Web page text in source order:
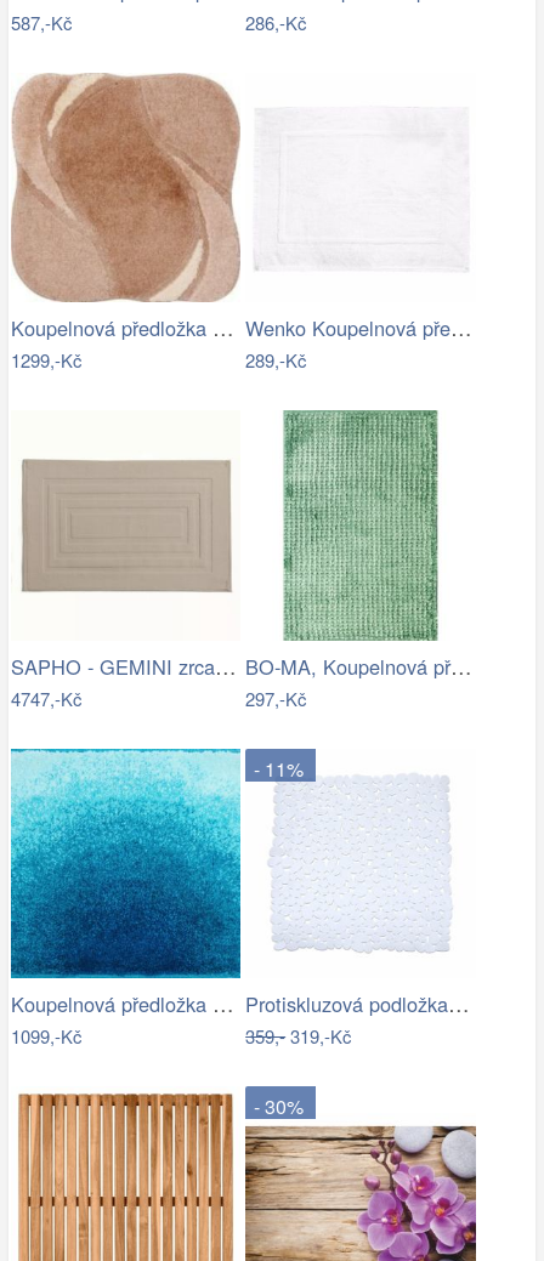
587,-Kč 286,-Kč
Koupelnová předložka REGENT
1299,-Kč
Wenko Koupelnová předložka TERRY…
289,-Kč
SAPHO - GEMINI zrcadlo s LED osvětlením…
4747,-Kč
BO-MA, Koupelnová předložka Ella micro…
297,-Kč
Koupelnová předložka SUNSHINE
1099,-Kč
- 11%
Protiskluzová podložka do sprchy…
359,-319,-Kč
- 30%